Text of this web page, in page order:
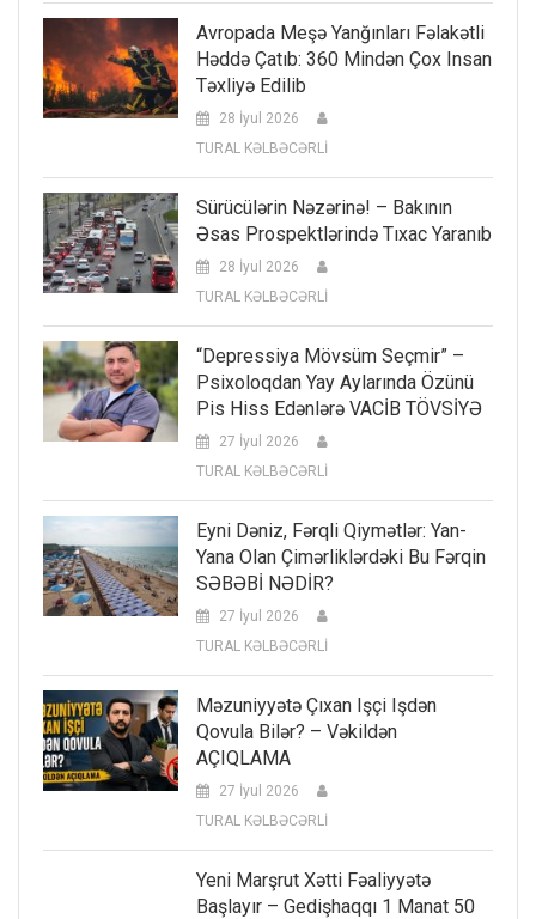
Avropada Meşə Yanğınları Fəlakətli
Həddə Çatıb: 360 Mindən Çox Insan
Təxliyə Edilib
28 İyul 2026
TURAL KƏLBƏCƏRLİ
Sürücülərin Nəzərinə! – Bakının
Əsas Prospektlərində Tıxac Yaranıb
28 İyul 2026
TURAL KƏLBƏCƏRLİ
“Depressiya Mövsüm Seçmir” –
Psixoloqdan Yay Aylarında Özünü
Pis Hiss Edənlərə VACİB TÖVSİYƏ
27 İyul 2026
TURAL KƏLBƏCƏRLİ
Eyni Dəniz, Fərqli Qiymətlər: Yan-
Yana Olan Çimərliklərdəki Bu Fərqin
SƏBƏBİ NƏDİR?
27 İyul 2026
TURAL KƏLBƏCƏRLİ
Məzuniyyətə Çıxan Işçi Işdən
Qovula Bilər? – Vəkildən
AÇIQLAMA
27 İyul 2026
TURAL KƏLBƏCƏRLİ
Yeni Marşrut Xətti Fəaliyyətə
Başlayır – Gedişhaqqı 1 Manat 50